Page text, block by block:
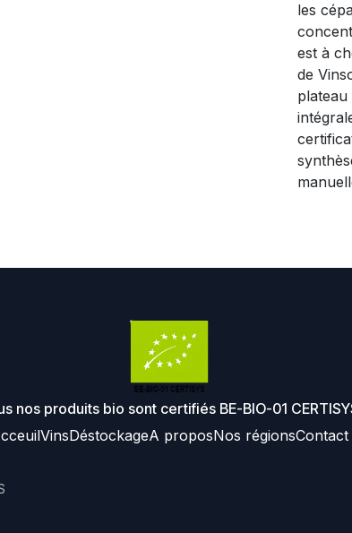
les
est à
de
plateau
nos produits bio sont certifiés BE-BIO-01
VinsDéstockageA proposNos régionsContact